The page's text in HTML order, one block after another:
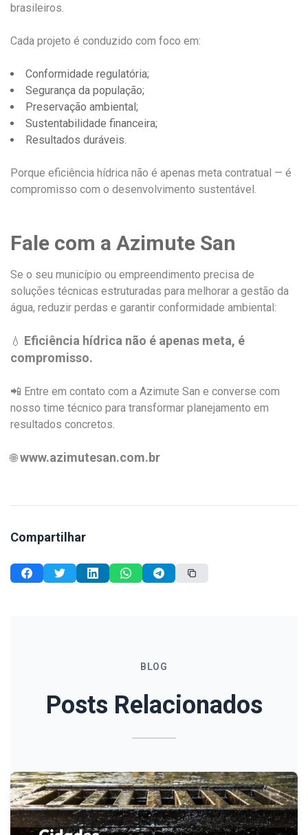
brasileiros.
Cada projeto é conduzido com foco em:
Conformidade regulatória;
Segurança da população;
Preservação ambiental;
Sustentabilidade financeira;
Resultados duráveis.
Porque eficiência hídrica não é apenas meta contratual — é
compromisso com o desenvolvimento sustentável.
Fale com a Azimute San
Se o seu município ou empreendimento precisa de
soluções técnicas estruturadas para melhorar a gestão da
água, reduzir perdas e garantir conformidade ambiental:
💧 Eficiência hídrica não é apenas meta, é
compromisso.
📲 Entre em contato com a Azimute San e converse com
nosso time técnico para transformar planejamento em
resultados concretos.
🌐www.azimutesan.com.br
Compartilhar
BLOG
Posts Relacionados